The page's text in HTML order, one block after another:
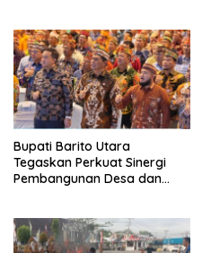
Bupati Barito Utara
Tegaskan Perkuat Sinergi
Pembangunan Desa dan